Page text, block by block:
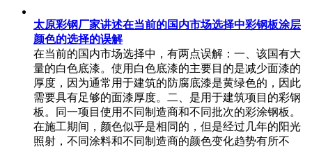
太原彩钢厂家讲述在当前的国内市场选择中彩钢板涂层
颜色的选择的误解
在当前的国内市场选择中，有两点误解：一、该国有大
量的白色底漆。使用白色底漆的主要目的是减少面漆的
厚度，因为通常用于建筑的防腐底漆是黄绿色的，因此
需要具有足够的面漆厚度。二、是用于建筑项目的彩钢
板。同一项目使用不同制造商和不同批次的彩涂钢板。
在施工期间，颜色似乎是相同的，但是经过几年的阳光
照射，不同涂料和不同制造商的颜色变化趋势有所不